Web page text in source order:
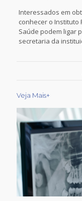
Interessados em
conhecer o Instituto
Saúde podem ligar
secretaria da
Veja Mais+